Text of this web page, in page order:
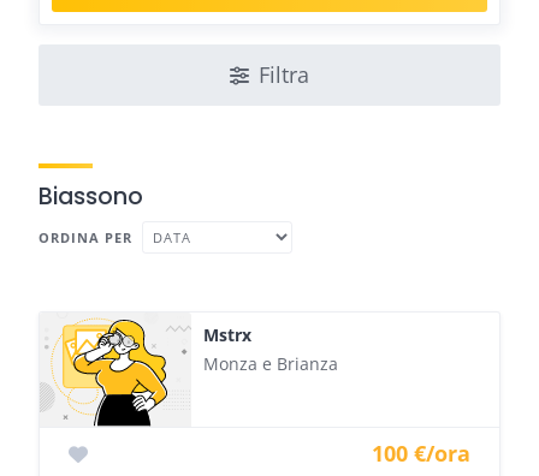
Filtra
Biassono
ORDINA PER
Mstrx
Monza e Brianza
100 €/ora